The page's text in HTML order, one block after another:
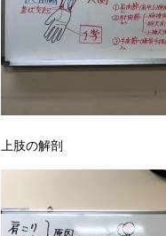
上肢の解剖